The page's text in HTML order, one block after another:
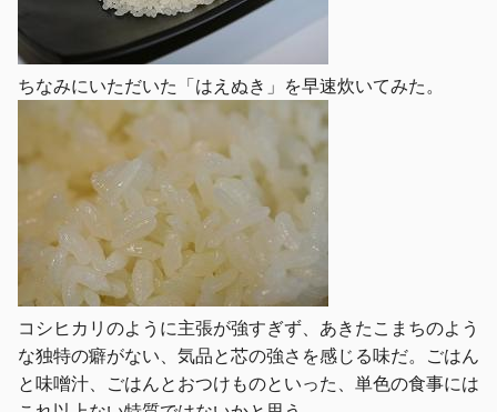
ちなみにいただいた「はえぬき」を早速炊いてみた。
コシヒカリのように主張が強すぎず、あきたこまちのよう
な独特の癖がない、気品と芯の強さを感じる味だ。ごはん
と味噌汁、ごはんとおつけものといった、単色の食事には